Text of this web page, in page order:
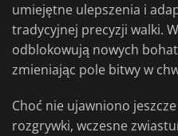
umiejętne ulepszenia i
tradycyjnej precyzji walki.
odblokowują nowych
zmieniając pole bitwy w
Choć nie ujawniono
rozgrywki, wczesne